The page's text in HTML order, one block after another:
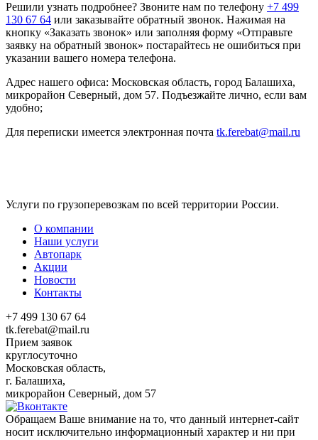
Решили узнать подробнее? Звоните нам по телефону +7 499
130 67 64 или заказывайте обратный звонок. Нажимая на
кнопку «Заказать звонок» или заполняя форму «Отправьте
заявку на обратный звонок» постарайтесь не ошибиться при
указании вашего номера телефона.
Адрес нашего офиса: Московская область, город Балашиха,
микрорайон Северный, дом 57. Подъезжайте лично, если вам
удобно;
Для переписки имеется электронная почта tk.ferebat@mail.ru
Услуги по грузоперевозкам по всей территории России.
О компании
Наши услуги
Автопарк
Акции
Новости
Контакты
+7 499 130 67 64
tk.ferebat@mail.ru
Прием заявок
круглосуточно
Московская область,
г. Балашиха,
микрорайон Северный, дом 57
Обращаем Ваше внимание на то, что данный интернет-сайт
носит исключительно информационный характер и ни при